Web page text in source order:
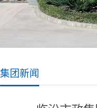
集团新闻